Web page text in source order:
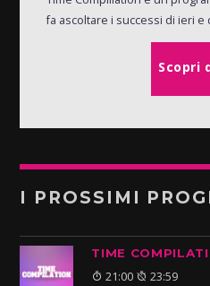
fa ascoltare i successi di ieri e
Scopri
I PROSSIMI
TIME
21:00 23:59